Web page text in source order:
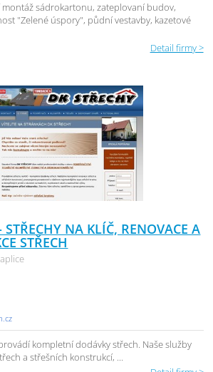
sádrokartonu, zateplovaní budov,
"Zelené úspory", půdní vestavby, kazetové
Detail firmy >
STŘECHY NA KLÍČ, RENOVACE A
STŘECH
provádí kompletní dodávky střech. Naše služby
a střešních konstrukcí, ...